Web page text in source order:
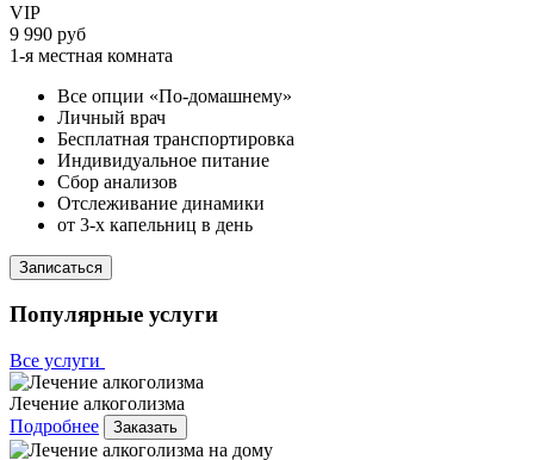
VIP
9 990 руб
1-я местная комната
Все опции «По-домашнему»
Личный врач
Бесплатная транспортировка
Индивидуальное питание
Сбор анализов
Отслеживание динамики
от 3-х капельниц в день
Записаться
Популярные услуги
Все услуги
Лечение алкоголизма
Подробнее
Заказать